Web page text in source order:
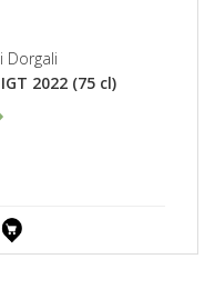
Dorgali
2022 (75 cl)